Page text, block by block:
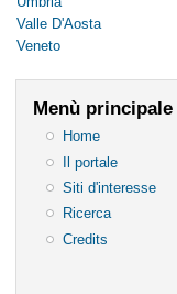
Valle D'Aosta
Veneto
Menù principale
Home
Il portale
Siti d'interesse
Ricerca
Credits